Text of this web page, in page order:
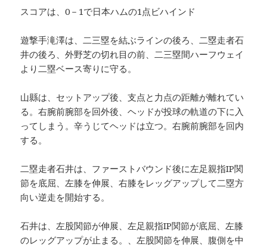
スコアは、0－1で日本ハムの1点ビハインド
遊撃手滝澤は、二三塁を結ぶラインの後ろ、二塁走者石
井の後ろ、外野芝の切れ目の前、二三塁間ハーフウェイ
より二塁ベース寄りに守る。
山縣は、セットアップ後、支点と力点の距離が離れてい
る。右腕前腕部を回外後、ヘッドが投球の軌道の下に入
ってしまう。辛うじてヘッドは立つ。右腕前腕部を回内
する。
二塁走者石井は、ファーストバウンド後に左足親指IP関
節を底屈、左膝を伸展、右膝をレッグアップして二塁方
向い逆走を開始する。
石井は、左股関節が伸展、左足親指IP関節が底屈、左膝
のレッグアップが止まる。、左股関節を伸展、腹側を中